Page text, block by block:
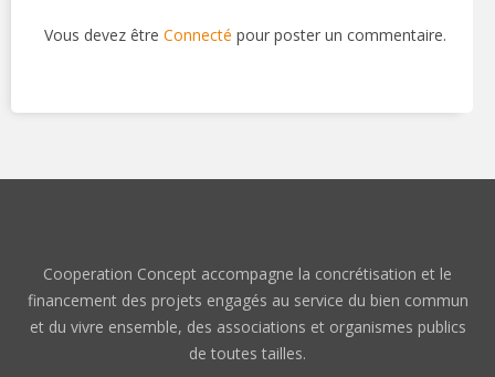
Vous devez être Connecté pour poster un commentaire.
Cooperation Concept accompagne la concrétisation et le
financement des projets engagés au service du bien commun
et du vivre ensemble, des associations et organismes publics
de toutes tailles.